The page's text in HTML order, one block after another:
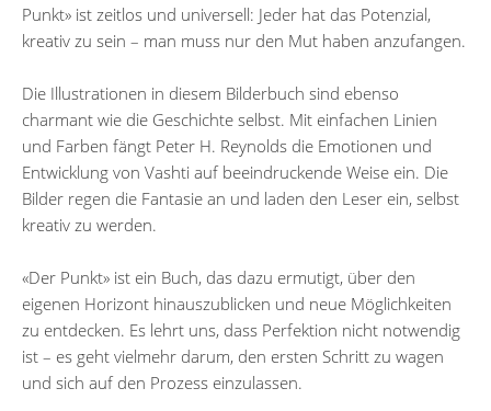
Punkt» ist zeitlos und universell: Jeder hat das Potenzial,
kreativ zu sein – man muss nur den Mut haben anzufangen.
Die Illustrationen in diesem Bilderbuch sind ebenso
charmant wie die Geschichte selbst. Mit einfachen Linien
und Farben fängt Peter H. Reynolds die Emotionen und
Entwicklung von Vashti auf beeindruckende Weise ein. Die
Bilder regen die Fantasie an und laden den Leser ein, selbst
kreativ zu werden.
«Der Punkt» ist ein Buch, das dazu ermutigt, über den
eigenen Horizont hinauszublicken und neue Möglichkeiten
zu entdecken. Es lehrt uns, dass Perfektion nicht notwendig
ist – es geht vielmehr darum, den ersten Schritt zu wagen
und sich auf den Prozess einzulassen.